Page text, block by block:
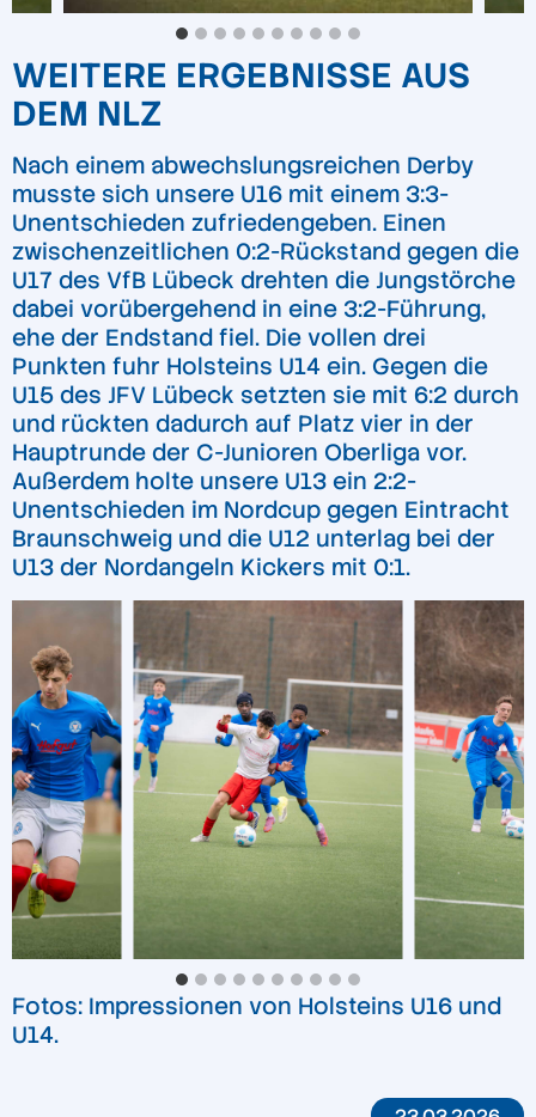
WEITERE ERGEBNISSE AUS
DEM NLZ
Nach einem abwechslungsreichen Derby
musste sich unsere U16 mit einem 3:3-
Unentschieden zufriedengeben. Einen
zwischenzeitlichen 0:2-Rückstand gegen die
U17 des VfB Lübeck drehten die Jungstörche
dabei vorübergehend in eine 3:2-Führung,
ehe der Endstand fiel. Die vollen drei
Punkten fuhr Holsteins U14 ein. Gegen die
U15 des JFV Lübeck setzten sie mit 6:2 durch
und rückten dadurch auf Platz vier in der
Hauptrunde der C-Junioren Oberliga vor.
Außerdem holte unsere U13 ein 2:2-
Unentschieden im Nordcup gegen Eintracht
Braunschweig und die U12 unterlag bei der
U13 der Nordangeln Kickers mit 0:1.
Fotos: Impressionen von Holsteins U16 und
U14.